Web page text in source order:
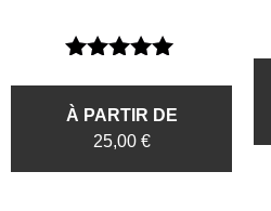
sur 5
À PARTIR DE
25,00 €